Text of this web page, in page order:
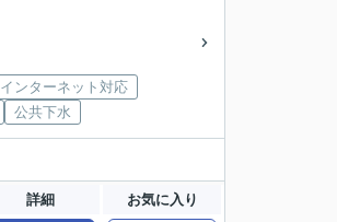
インターネット対応
公共下水
詳細 お気に入り